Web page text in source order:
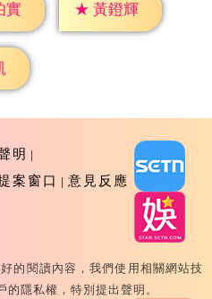
實 ★ 黃鐙輝
明
案窗口 意見反應
E-Television All Rights
的閱讀內容，我們使用相關網站技
隱私權，特別提出聲明。